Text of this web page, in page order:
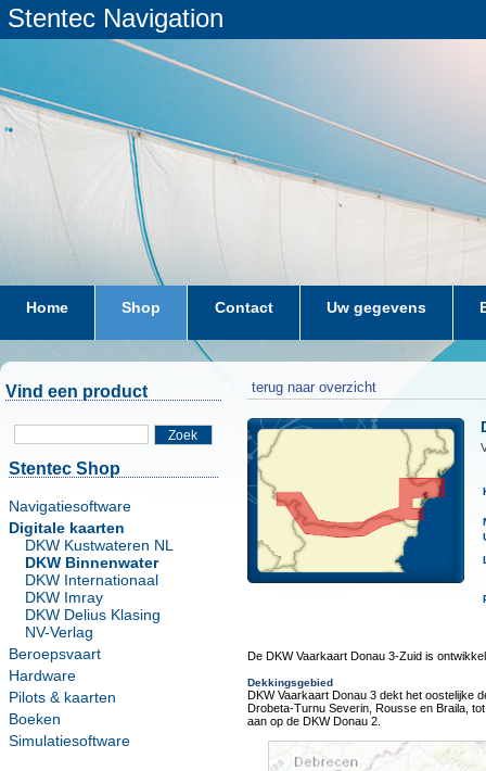
Stentec Navigation
Home Shop Contact Uw gegevens
Vind een product
Zoek
Stentec Shop
Navigatiesoftware
Digitale kaarten
DKW Kustwateren NL
DKW Binnenwater
DKW Internationaal
DKW Imray
DKW Delius Klasing
NV-Verlag
Beroepsvaart
Hardware
Pilots & kaarten
Boeken
Simulatiesoftware
terug naar overzicht
De DKW Vaarkaart Donau 3-Zuid is
Dekkingsgebied
DKW Vaarkaart Donau 3 dekt het oostelijke
Drobeta-Turnu Severin, Rousse en Braila,
aan op de DKW Donau 2.